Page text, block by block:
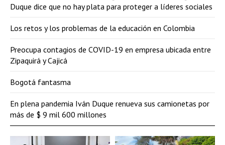
Duque dice que no hay plata para proteger a líderes sociales
Los retos y los problemas de la educación en Colombia
Preocupa contagios de COVID-19 en empresa ubicada entre
Zipaquirá y Cajicá
Bogotá fantasma
En plena pandemia Iván Duque renueva sus camionetas por
más de $ 9 mil 600 millones